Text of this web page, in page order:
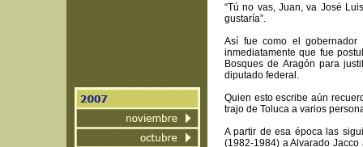
“Tú no vas, Juan, va José
gustaría”.
Así fue como el
inmediatamente que fue
Bosques de Aragón para
diputado federal.
Quien esto escribe aún
trajo de Toluca a varios
A partir de esa época las
(1982-1984) a Alvarado